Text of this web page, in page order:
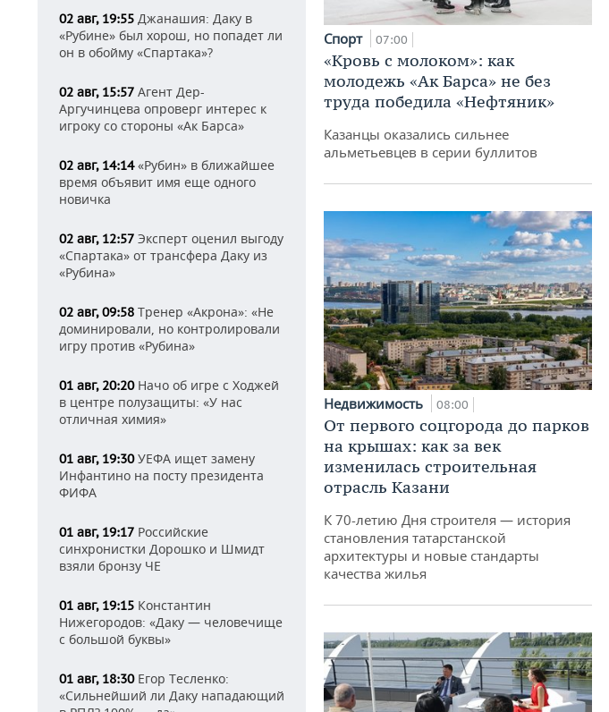
02 авг, 19:55 Джанашия: Даку в
«Рубине» был хорош, но попадет ли
он в обойму «Спартака»?
02 авг, 15:57 Агент Дер-
Аргучинцева опроверг интерес к
игроку со стороны «Ак Барса»
02 авг, 14:14«Рубин» в ближайшее
время объявит имя еще одного
новичка
02 авг, 12:57 Эксперт оценил выгоду
«Спартака» от трансфера Даку из
«Рубина»
02 авг, 09:58 Тренер «Акрона»: «Не
доминировали, но контролировали
игру против «Рубина»
01 авг, 20:20Начо об игре с Ходжей
в центре полузащиты: «У нас
отличная химия»
01 авг, 19:30УЕФА ищет замену
Инфантино на посту президента
ФИФА
01 авг, 19:17 Российские
синхронистки Дорошко и Шмидт
взяли бронзу ЧЕ
01 авг, 19:15 Константин
Нижегородов: «Даку — человечище
с большой буквы»
01 авг, 18:30Егор Тесленко:
«Сильнейший ли Даку нападающий
Спорт 07:00
«Кровь с молоком»: как
молодежь «Ак Барса» не без
труда победила «Нефтяник»
Казанцы оказались сильнее
альметьевцев в серии буллитов
Недвижимость 08:00
От первого соцгорода до парков
на крышах: как за век
изменилась строительная
отрасль Казани
К 70-летию Дня строителя — история
становления татарстанской
архитектуры и новые стандарты
качества жилья